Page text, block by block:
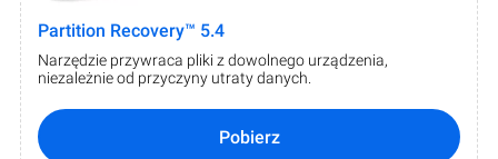
Partition Recovery™ 5.4
Narzędzie przywraca pliki z dowolnego urządzenia,
niezależnie od przyczyny utraty danych.
Pobierz